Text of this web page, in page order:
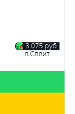
3 075 руб.
в Сплит